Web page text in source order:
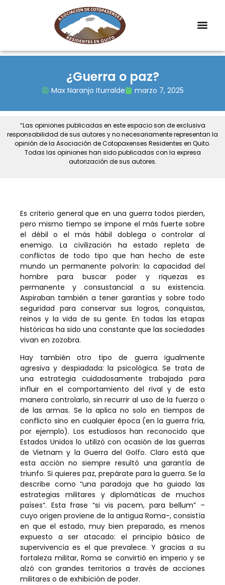
¿Guerra o paz?
Max Naranjo Iturralde marzo 7, 2025
“Las opiniones publicadas en este espacio son de exclusiva
responsabilidad de sus autores y no necesariamente representan la
opinión de la Asociación de Cotopaxenses Residentes en Quito.
Todas las opiniones han sido publicadas con la expresa
autorización de sus autores.
Es criterio general que en una guerra todos pierden,
pero mismo tiempo se impone el más fuerte sobre
el débil o el más hábil doblega o controlar al
enemigo. La civilización ha estado repleta de
conflictos de todo tipo que han hecho de este
mundo un permanente polvorín: la capacidad del
hombre para buscar poder y riquezas es
permanente y consustancial a su existencia.
Aspiraban también a tener garantías y sobre todo
seguridad para conservar sus logros, conquistas,
reinos y la vida de su gente. En todas las etapas
históricas ha sido una constante que las sociedades
vivan en zozobra.
Hay también otro tipo de guerra igualmente
agresiva y despiadada: la psicológica. Se trata de
una estrategia cuidadosamente trabajada para
influir en el comportamiento del rival y de esta
manera controlarlo, sin recurrir al uso de la fuerza o
de las armas. Se la aplica no solo en tiempos de
conflicto sino en cualquier época (en la guerra fría,
por ejemplo). Los estudiosos han reconocido que
Estados Unidos lo utilizó con ocasión de las guerras
de Vietnam y la Guerra del Golfo. Claro está que
esta acción no siempre resultó una garantía de
triunfo. Si quieres paz, prepárate para la guerra. Se la
describe como “una paradoja que ha guiado las
estrategias militares y diplomáticas de muchos
países”. Esta frase “si vis pacem, para bellum” –
cuyo origen proviene de la antigua Roma-, consistía
en que el estado, muy bien preparado, es menos
expuesto a ser atacado: el principio básico de
supervivencia es el que prevalece. Y gracias a su
fortaleza militar, Roma se convirtió en imperio y se
alzó con grandes territorios a través de acciones
militares o de exhibición de poder.